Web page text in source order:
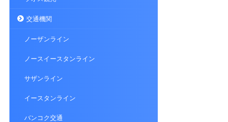
交通機関
ノーザンライン
ノースイースタンライン
サザンライン
イースタンライン
バンコク交通